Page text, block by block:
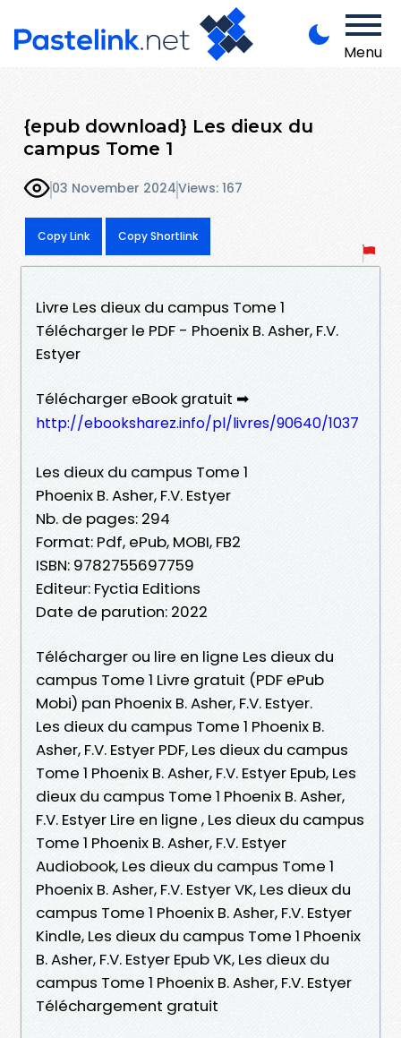
Menu
{epub download} Les dieux du
campus Tome 1
03 November 2024Views: 167
Copy Link Copy Shortlink
Livre Les dieux du campus Tome 1
Télécharger le PDF - Phoenix B. Asher, F.V.
Estyer
Télécharger eBook gratuit ➡
http://ebooksharez.info/pl/livres/90640/1037
Les dieux du campus Tome 1
Phoenix B. Asher, F.V. Estyer
Nb. de pages: 294
Format: Pdf, ePub, MOBI, FB2
ISBN: 9782755697759
Editeur: Fyctia Editions
Date de parution: 2022
Télécharger ou lire en ligne Les dieux du
campus Tome 1 Livre gratuit (PDF ePub
Mobi) pan Phoenix B. Asher, F.V. Estyer.
Les dieux du campus Tome 1 Phoenix B.
Asher, F.V. Estyer PDF, Les dieux du campus
Tome 1 Phoenix B. Asher, F.V. Estyer Epub, Les
dieux du campus Tome 1 Phoenix B. Asher,
F.V. Estyer Lire en ligne , Les dieux du campus
Tome 1 Phoenix B. Asher, F.V. Estyer
Audiobook, Les dieux du campus Tome 1
Phoenix B. Asher, F.V. Estyer VK, Les dieux du
campus Tome 1 Phoenix B. Asher, F.V. Estyer
Kindle, Les dieux du campus Tome 1 Phoenix
B. Asher, F.V. Estyer Epub VK, Les dieux du
campus Tome 1 Phoenix B. Asher, F.V. Estyer
Téléchargement gratuit